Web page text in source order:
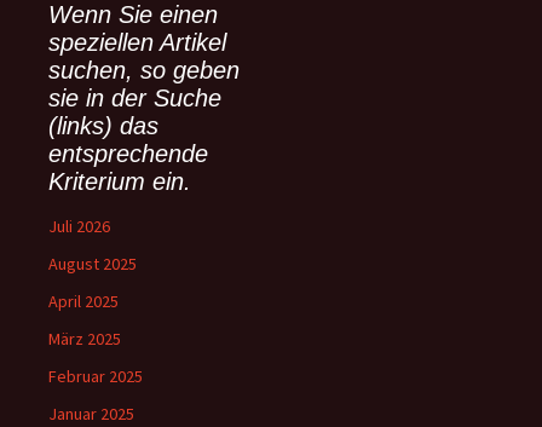
n
n
a
c
h
:
Wenn Sie einen
speziellen Artikel
suchen, so geben
sie in der Suche
(links) das
entsprechende
Kriterium ein.
Juli 2026
August 2025
April 2025
März 2025
Februar 2025
Januar 2025